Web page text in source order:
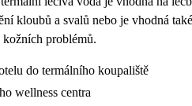
kloubů a svalů nebo je vhodná
problémů.
do termálního koupaliště
wellness centra